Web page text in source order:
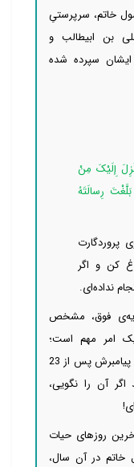
خاتم، سرپرستیِ
بن ابیطالب و
سپرده شده
إِلَیْکَ مِنْ
رِسالَتَهُ
پروردگارت
کن و اگر
نداده‌ای.
فوق، مشخص
امر مهم است؛
آنچنان مهم که خداوند به پیامبرش پس از 23
اگر آن را نگویی،
روزهای حیات
خاتم در آن سال،